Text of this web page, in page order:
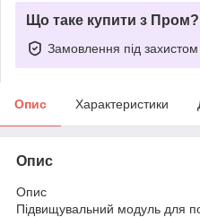
Що таке купити з Пром?
Замовлення під захистом
Опис Характеристики
Опис
Опис
Підвищувальний модуль для